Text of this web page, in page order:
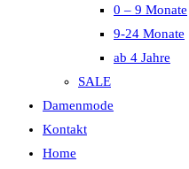
0 – 9 Monate
9-24 Monate
ab 4 Jahre
SALE
Damenmode
Kontakt
Home